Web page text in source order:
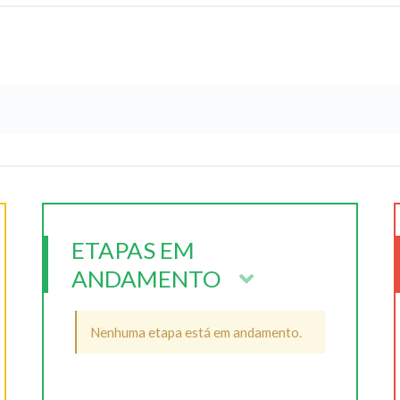
ETAPAS EM
ANDAMENTO
Nenhuma etapa está em andamento.